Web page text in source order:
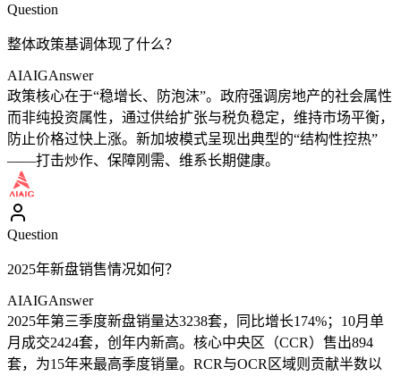
Question
整体政策基调体现了什么？
AIAIGAnswer
政策核心在于“稳增长、防泡沫”。政府强调房地产的社会属性
而非纯投资属性，通过供给扩张与税负稳定，维持市场平衡，
防止价格过快上涨。新加坡模式呈现出典型的“结构性控热”
——打击炒作、保障刚需、维系长期健康。
Question
2025年新盘销售情况如何？
AIAIGAnswer
2025年第三季度新盘销量达3238套，同比增长174%；10月单
月成交2424套，创年内新高。核心中央区（CCR）售出894
套，为15年来最高季度销量。RCR与OCR区域则贡献半数以